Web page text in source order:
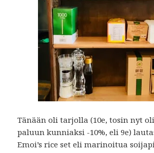
Tänään oli tarjolla (10e, tosin nyt
paluun kunniaksi -10%, eli 9e)
Emoi’s rice set eli marinoitua